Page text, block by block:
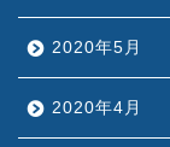
2020年5月
2020年4月